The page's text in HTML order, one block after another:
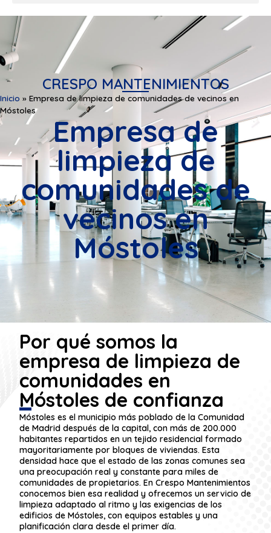
CRESPO MANTENIMIENTOS
Inicio » Empresa de limpieza de comunidades de vecinos en
Móstoles
Empresa de
limpieza de
comunidades de
vecinos en
Móstoles
Por qué somos la
empresa de limpieza de
comunidades en
Móstoles de confianza
Móstoles es el municipio más poblado de la Comunidad
de Madrid después de la capital, con más de 200.000
habitantes repartidos en un tejido residencial formado
mayoritariamente por bloques de viviendas. Esta
densidad hace que el estado de las zonas comunes sea
una preocupación real y constante para miles de
comunidades de propietarios. En Crespo Mantenimientos
conocemos bien esa realidad y ofrecemos un servicio de
limpieza adaptado al ritmo y las exigencias de los
edificios de Móstoles, con equipos estables y una
planificación clara desde el primer día.